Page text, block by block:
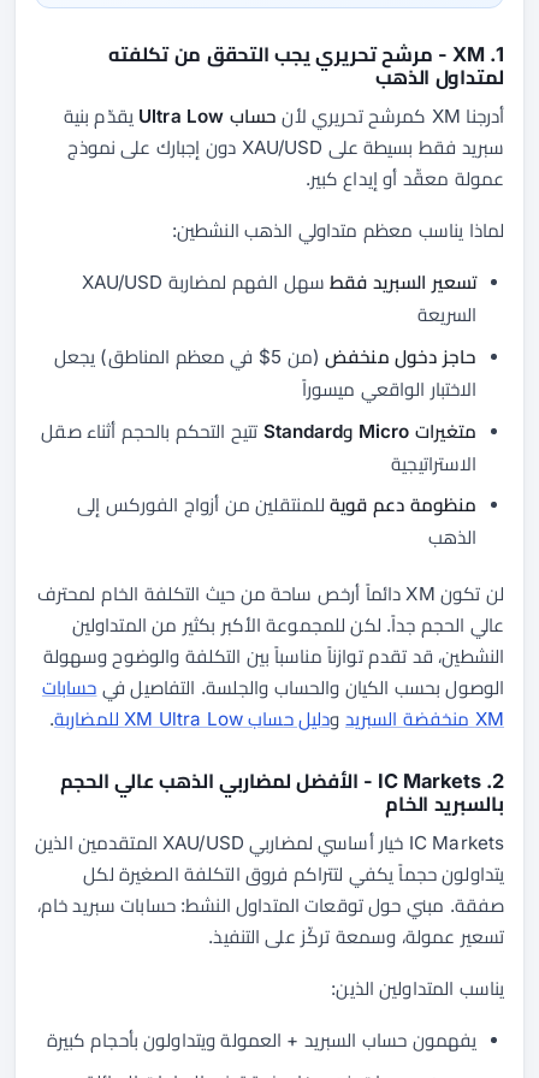
1. XM - مرشح تحريري يجب التحقق من تكلفته
لمتداول الذهب
أدرجنا XM كمرشح تحريري لأن حساب Ultra Low
يقدّم بنية
سبريد فقط بسيطة على XAU/USD دون إجبارك على نموذج
عمولة معقّد أو إيداع كبير.
لماذا يناسب معظم متداولي الذهب النشطين:
تسعير السبريد فقط
سهل الفهم لمضاربة XAU/USD
السريعة
حاجز دخول منخفض
(من 5$ في معظم المناطق) يجعل
الاختبار الواقعي ميسوراً
متغيرات Micro وStandard
تتيح التحكم بالحجم أثناء صقل
الاستراتيجية
منظومة دعم قويةللمنتقلين من أزواج الفوركس إلى
الذهب
لن تكون XM دائماً أرخص ساحة من حيث التكلفة الخام لمحترف
عالي الحجم جداً. لكن للمجموعة الأكبر بكثير من المتداولين
النشطين، قد تقدم توازناً مناسباً بين التكلفة والوضوح وسهولة
الوصول بحسب الكيان والحساب والجلسة. التفاصيل في حسابات
XM منخفضة السبريد
ودليل حساب XM Ultra Low للمضاربة .
2. IC Markets - الأفضل لمضاربي الذهب عالي الحجم
بالسبريد الخام
IC Markets خيار أساسي لمضاربي XAU/USD المتقدمين الذين
يتداولون حجماً يكفي لتتراكم فروق التكلفة الصغيرة لكل
صفقة. مبني حول توقعات المتداول النشط: حسابات سبريد خام،
تسعير عمولة، وسمعة تركّز على التنفيذ.
يناسب المتداولين الذين:
يفهمون حساب السبريد + العمولة ويتداولون بأحجام كبيرة